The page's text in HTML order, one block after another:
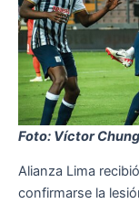
Foto: Víctor
Alianza Lima
confirmarse la